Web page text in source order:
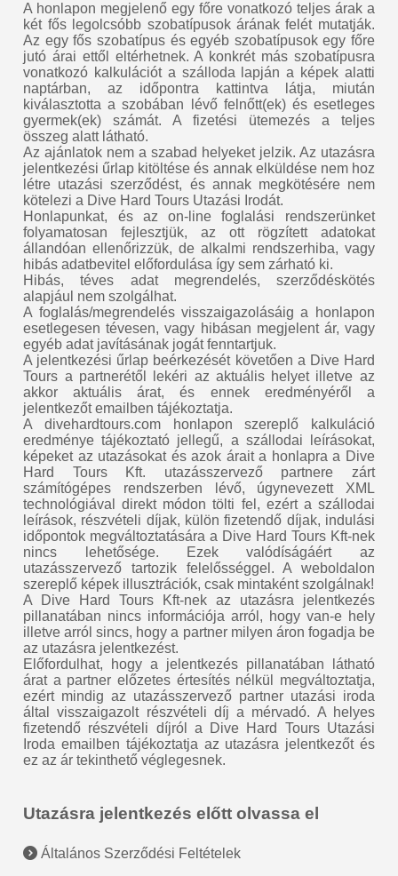
A honlapon megjelenő egy főre vonatkozó teljes árak a
két fős legolcsóbb szobatípusok árának felét mutatják.
Az egy fős szobatípus és egyéb szobatípusok egy főre
jutó árai ettől eltérhetnek. A konkrét más szobatípusra
vonatkozó kalkulációt a szálloda lapján a képek alatti
naptárban, az időpontra kattintva látja, miután
kiválasztotta a szobában lévő felnőtt(ek) és esetleges
gyermek(ek) számát. A fizetési ütemezés a teljes
összeg alatt látható.
Az ajánlatok nem a szabad helyeket jelzik. Az utazásra
jelentkezési űrlap kitöltése és annak elküldése nem hoz
létre utazási szerződést, és annak megkötésére nem
kötelezi a Dive Hard Tours Utazási Irodát.
Honlapunkat, és az on-line foglalási rendszerünket
folyamatosan fejlesztjük, az ott rögzített adatokat
állandóan ellenőrizzük, de alkalmi rendszerhiba, vagy
hibás adatbevitel előfordulása így sem zárható ki.
Hibás, téves adat megrendelés, szerződéskötés
alapjául nem szolgálhat.
A foglalás/megrendelés visszaigazolásáig a honlapon
esetlegesen tévesen, vagy hibásan megjelent ár, vagy
egyéb adat javításának jogát fenntartjuk.
A jelentkezési űrlap beérkezését követően a Dive Hard
Tours a partnerétől lekéri az aktuális helyet illetve az
akkor aktuális árat, és ennek eredményéről a
jelentkezőt emailben tájékoztatja.
A divehardtours.com honlapon szereplő kalkuláció
eredménye tájékoztató jellegű, a szállodai leírásokat,
képeket az utazásokat és azok árait a honlapra a Dive
Hard Tours Kft. utazásszervező partnere zárt
számítógépes rendszerben lévő, úgynevezett XML
technológiával direkt módon tölti fel, ezért a szállodai
leírások, részvételi díjak, külön fizetendő díjak, indulási
időpontok megváltoztatására a Dive Hard Tours Kft-nek
nincs lehetősége. Ezek valódíságáért az
utazásszervező tartozik felelősséggel. A weboldalon
szereplő képek illusztrációk, csak mintaként szolgálnak!
A Dive Hard Tours Kft-nek az utazásra jelentkezés
pillanatában nincs információja arról, hogy van-e hely
illetve arról sincs, hogy a partner milyen áron fogadja be
az utazásra jelentkezést.
Előfordulhat, hogy a jelentkezés pillanatában látható
árat a partner előzetes értesítés nélkül megváltoztatja,
ezért mindig az utazásszervező partner utazási iroda
által visszaigazolt részvételi díj a mérvadó. A helyes
fizetendő részvételi díjról a Dive Hard Tours Utazási
Iroda emailben tájékoztatja az utazásra jelentkezőt és
ez az ár tekinthető véglegesnek.
Utazásra jelentkezés előtt olvassa el
Általános Szerződési Feltételek